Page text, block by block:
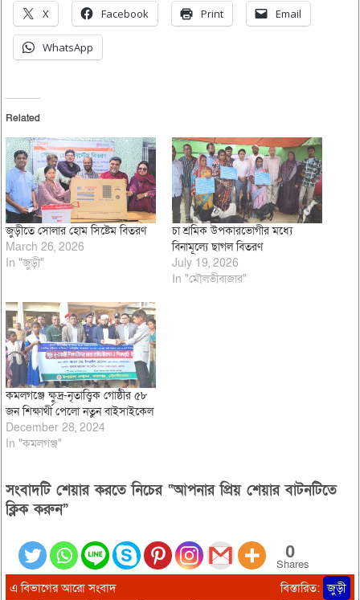
X Facebook Print Email
WhatsApp
Related
জুড়ীতে সোলার হোম সিষ্টেম বিতরণ
March 26, 2026
In "জুড়ী"
চা শ্রমিক উপকারভোগীর মধ্যে
বিনামূল্যে ছাগল বিতরণ
July 19, 2026
In "মৌলভীবাজার"
কমলগঞ্জে ক্ষুদ্র-নৃতাত্ত্বিক গোষ্ঠীর ৫৮
জন শিক্ষার্থী পেলো নতুন বাইসাইকেল
December 28, 2024
In "কমলগঞ্জ"
সংবাদটি শেয়ার করতে নিচের “আপনার প্রিয় শেয়ার বাটনটিতে
ক্লিক করুন”
0
Shares
এ বিভাগের আরো সংবাদ বিস্তারিত: জুড়ী